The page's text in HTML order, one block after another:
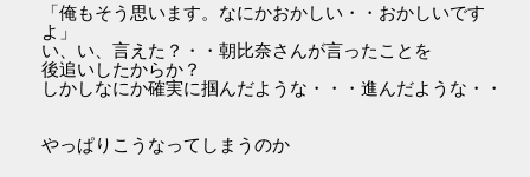
「俺もそう思います。なにかおかしい・・おかしいです
よ」
い、い、言えた？・・朝比奈さんが言ったことを
後追いしたからか？
しかしなにか確実に掴んだような・・・進んだような・・
やっぱりこうなってしまうのか